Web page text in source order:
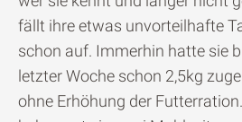
fällt ihre etwas unvorteilhafte
schon auf. Immerhin hatte sie
letzter Woche schon 2,5kg
ohne Erhöhung der